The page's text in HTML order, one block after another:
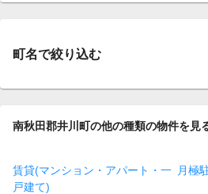
町名で絞り込む
南秋田郡井川町の他の種類の物件を見
賃貸(マンション・アパート・一
戸建て)
月極